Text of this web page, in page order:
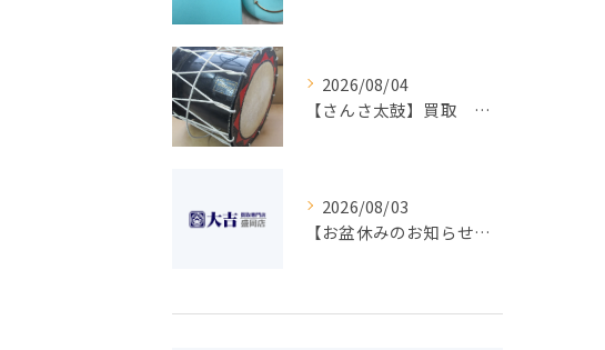
2026/08/04
【さんさ太鼓】買取 大吉盛岡店 楽器 買取します！！
2026/08/03
【お盆休みのお知らせ】買取専門 大吉 盛岡店